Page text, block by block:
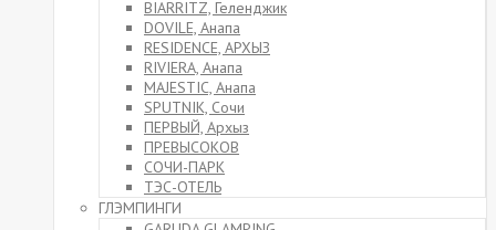
BIARRITZ, Геленджик
DOVILE, Анапа
RESIDENCE, АРХЫЗ
RIVIERA, Анапа
MAJESTIC, Анапа
SPUTNIK, Сочи
ПЕРВЫЙ, Архыз
ПРЕВЫСОКОВ
СОЧИ-ПАРК
ТЭС-ОТЕЛЬ
ГЛЭМПИНГИ